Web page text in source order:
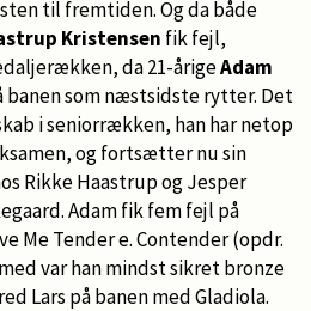
til fremtiden. Og da både
Kristensen fik fejl,
da 21-årigeAdam
banen som næstsidste rytter. Det
i seniorrækken, han har netop
og fortsætter nu sin
Rikke Haastrup og Jesper
Adam fik fem fejl på
Me Tender e. Contender (opdr.
var han mindst sikret bronze
Lars på banen med Gladiola.